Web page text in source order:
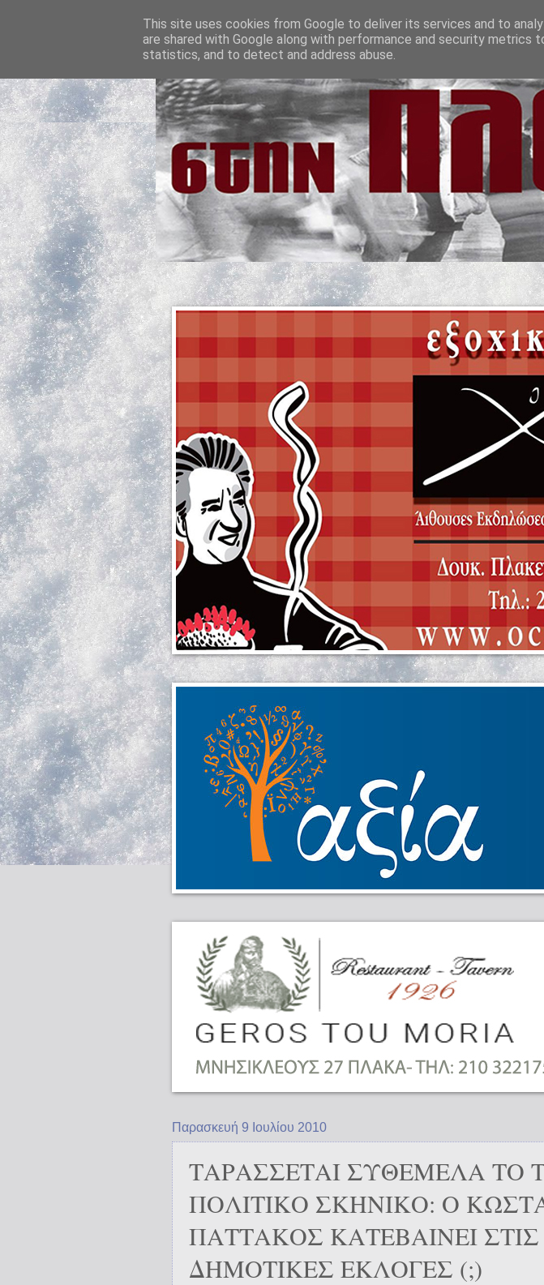
Παρασκευή 9 Ιουλίου 2010
ΤΑΡΑΣΣΕΤΑΙ ΣΥΘΕΜΕΛΑ ΤΟ
ΠΟΛΙΤΙΚΟ ΣΚΗΝΙΚΟ: Ο
ΠΑΤΤΑΚΟΣ ΚΑΤΕΒΑΙΝΕΙ ΣΤΙΣ
ΔΗΜΟΤΙΚΕΣ ΕΚΛΟΓΕΣ (;)
This site uses cookies from Google to deliver its services and to
are shared with Google along with performance and security metrics
statistics, and to detect and address abuse.